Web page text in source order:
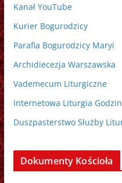
Kanał YouTube
Kurier Bogurodzicy
Parafia Bogurodzicy Maryi
Archidiecezja Warszawska
Vademecum Liturgiczne
Internetowa Liturgia Godzin
Duszpasterstwo Służby
Dokumenty Kościoła